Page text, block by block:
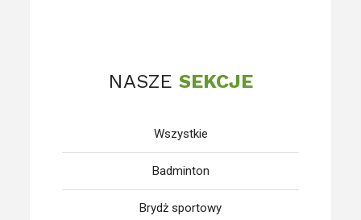
NASZE SEKCJE
Wszystkie
Badminton
Brydż sportowy